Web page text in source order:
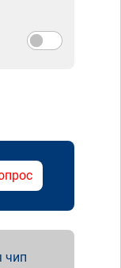
чип